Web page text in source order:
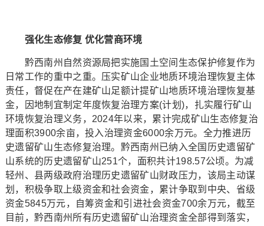
强化生态修复 优化营商环境
黔西南州自然资源局把实施国土空间生态保护修复作为
日常工作的重中之重。压实矿山企业地质环境治理恢复主体
责任，督促在产在建矿山足额计提矿山地质环境治理恢复基
金，因地制宜制定年度恢复治理方案(计划)，扎实履行矿山
环境恢复治理义务，2024年以来，累计完成矿山生态修复治
理面积3900余亩，投入治理资金6000余万元。全力推进历
史遗留矿山生态修复治理。黔西南州已纳入全国历史遗留矿
山系统的历史遗留矿山251个，面积共计198.57公顷。为减
轻州、县两级政府治理历史遗留矿山财政压力，该局主动谋
划，积极争取上级资金和社会资金，累计争取到中央、省级
资金5845万元，自筹资金和引进社会资金700余万元，截至
目前，黔西南州所有历史遗留矿山治理资金全部得到落实，